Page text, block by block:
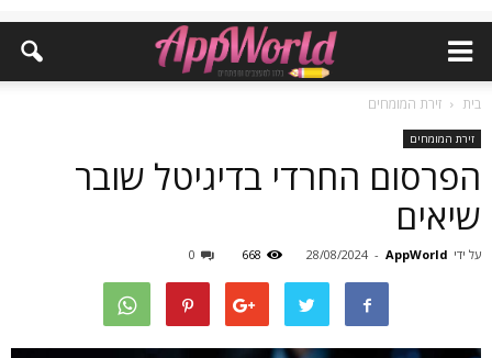
בית זירת המומחים
זירת המומחים
הפרסום החרדי בדיגיטל שובר
שיאים
על ידי AppWorld
-
28/08/2024
668
0